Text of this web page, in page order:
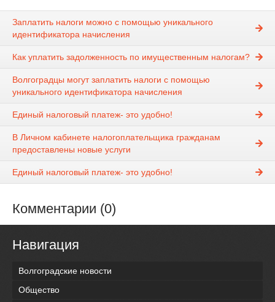
Заплатить налоги можно с помощью уникального
идентификатора начисления
Как уплатить задолженность по имущественным налогам?
Волгоградцы могут заплатить налоги с помощью
уникального идентификатора начисления
Единый налоговый платеж- это удобно!
В Личном кабинете налогоплательщика гражданам
предоставлены новые услуги
Единый налоговый платеж- это удобно!
Комментарии (0)
Навигация
Волгоградские новости
Общество